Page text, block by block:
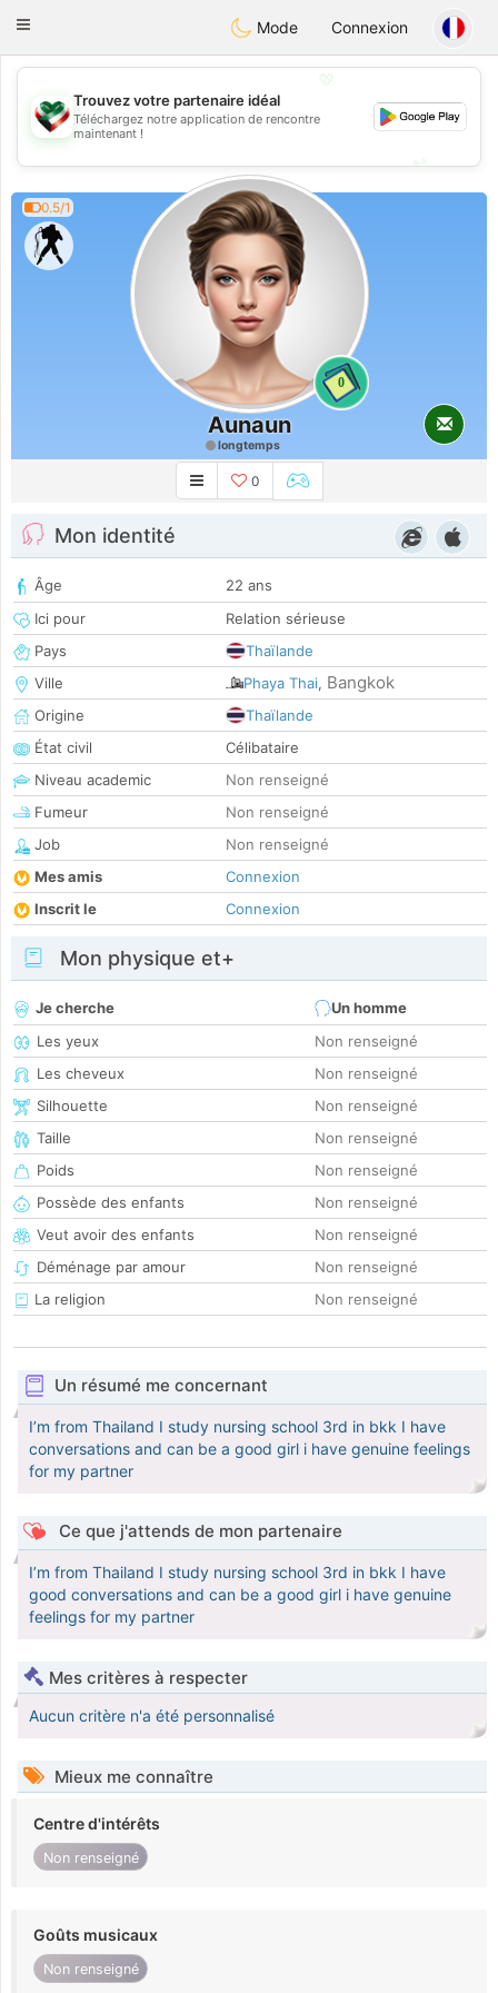
KuwaitChat
Toggle
Mode Connexion
💖
💕
Trouvez votre partenaire idéal
Téléchargez notre application de rencontre
maintenant !
0.5/1
0
Aunaun
longtemps
0
Mon identité
Âge
22 ans
Ici pour
Relation sérieuse
Pays
Thaïlande
Ville
Phaya Thai, Bangkok
Origine
Thaïlande
État civil
Célibataire
Niveau academic
Non renseigné
Fumeur
Non renseigné
Job
Non renseigné
Mes amis
Connexion
Inscrit le
Connexion
Mon physique et+
Je cherche
Un homme
Les yeux
Non renseigné
Les cheveux
Non renseigné
Silhouette
Non renseigné
Taille
Non renseigné
Poids
Non renseigné
Possède des enfants
Non renseigné
Veut avoir des enfants
Non renseigné
Déménage par amour
Non renseigné
La religion
Non renseigné
Un résumé me concernant
I’m from Thailand I study nursing school 3rd in bkk I have
conversations and can be a good girl i have genuine feelings
for my partner
Ce que j'attends de mon partenaire
I’m from Thailand I study nursing school 3rd in bkk I have
good conversations and can be a good girl i have genuine
feelings for my partner
Mes critères à respecter
Aucun critère n'a été personnalisé
Mieux me connaître
Centre d'intérêts
Non renseigné
Goûts musicaux
Non renseigné